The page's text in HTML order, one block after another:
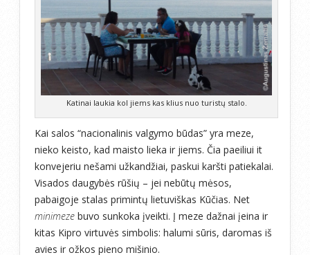
Katinai laukia kol jiems kas klius nuo turistų stalo.
Kai salos “nacionalinis valgymo būdas” yra meze,
nieko keisto, kad maisto lieka ir jiems. Čia paeiliui it
konvejeriu nešami užkandžiai, paskui karšti patiekalai.
Visados daugybės rūšių – jei nebūtų mėsos,
pabaigoje stalas primintų lietuviškas Kūčias. Net
minimeze buvo sunkoka įveikti. Į meze dažnai įeina ir
kitas Kipro virtuvės simbolis: halumi sūris, daromas iš
avies ir ožkos pieno mišinio.